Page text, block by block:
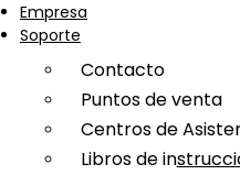
Empresa
Soporte
Contacto
Puntos de venta
Centros de
Libros de